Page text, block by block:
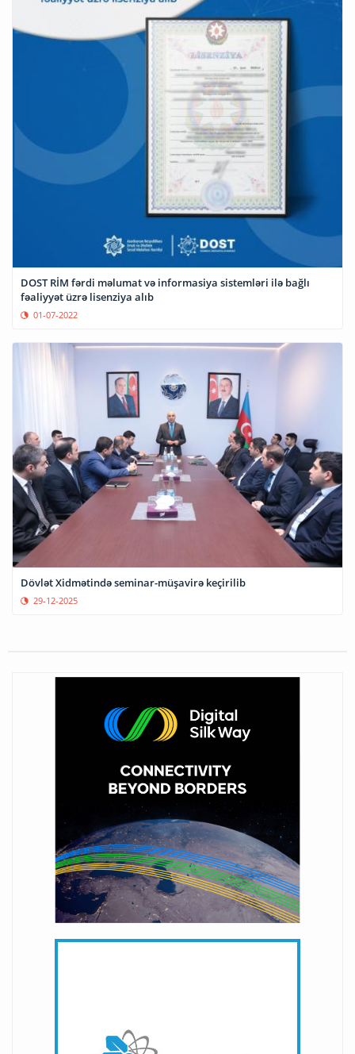
DOST RİM fərdi məlumat və informasiya sistemləri ilə bağlı
fəaliyyət üzrə lisenziya alıb
01-07-2022
Dövlət Xidmətində seminar-müşavirə keçirilib
29-12-2025